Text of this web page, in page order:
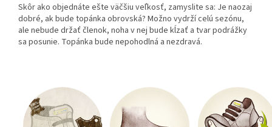
Skôr ako objednáte ešte väčšiu veľkosť, zamyslite sa: Je naozaj
dobré, ak bude topánka obrovská? Možno vydrží celú sezónu,
ale nebude držať členok, noha v nej bude kĺzať a tvar podrážky
sa posunie. Topánka bude nepohodlná a nezdravá.